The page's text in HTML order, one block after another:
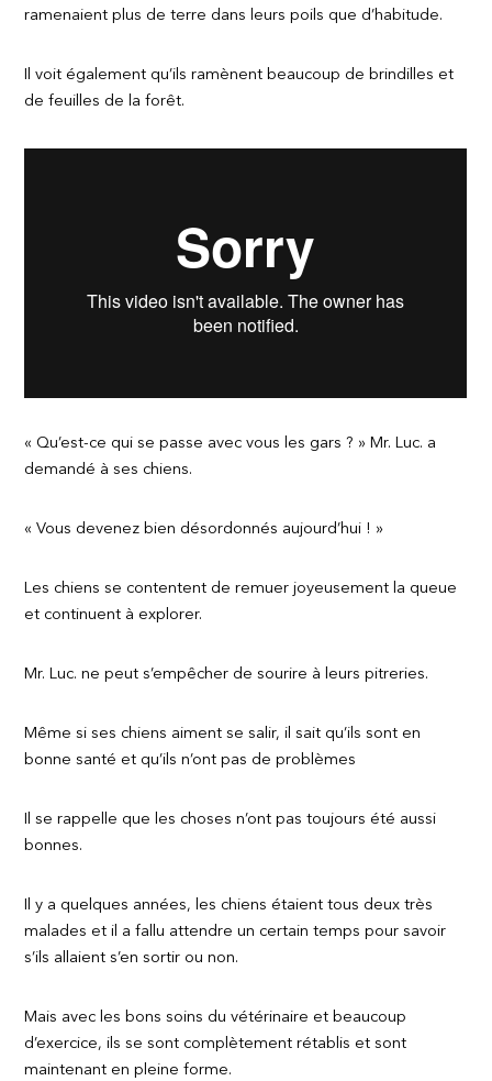
ramenaient plus de terre dans leurs poils que d’habitude.
Il voit également qu’ils ramènent beaucoup de brindilles et
de feuilles de la forêt.
« Qu’est-ce qui se passe avec vous les gars ? » Mr. Luc. a
demandé à ses chiens.
« Vous devenez bien désordonnés aujourd’hui ! »
Les chiens se contentent de remuer joyeusement la queue
et continuent à explorer.
Mr. Luc. ne peut s’empêcher de sourire à leurs pitreries.
Même si ses chiens aiment se salir, il sait qu’ils sont en
bonne santé et qu’ils n’ont pas de problèmes
Il se rappelle que les choses n’ont pas toujours été aussi
bonnes.
Il y a quelques années, les chiens étaient tous deux très
malades et il a fallu attendre un certain temps pour savoir
s’ils allaient s’en sortir ou non.
Mais avec les bons soins du vétérinaire et beaucoup
d’exercice, ils se sont complètement rétablis et sont
maintenant en pleine forme.